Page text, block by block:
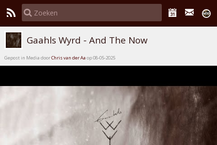
Gaahls Wyrd - And The Now
Gepost in Media doorChris van der Aa op 08-05-2025